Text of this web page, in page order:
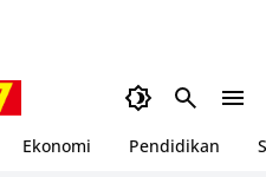
Ekonomi Pendidikan